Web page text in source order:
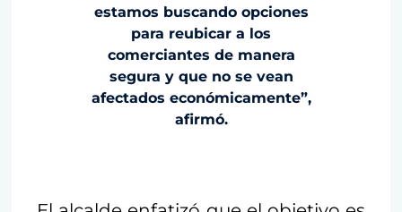
estamos buscando opciones
para reubicar a los
comerciantes de manera
segura y que no se vean
afectados económicamente”,
afirmó.